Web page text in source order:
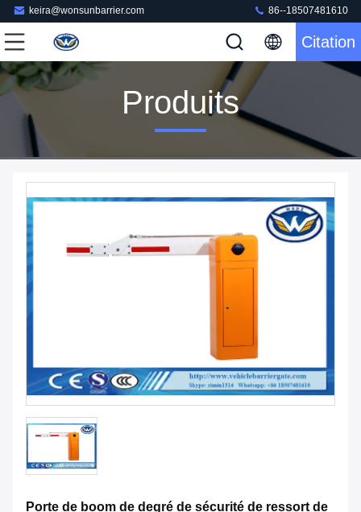
keira@wonsunbarrier.com 86--18507481610
Citation
Produits
Porte de boom de degré de sécurité de ressort de